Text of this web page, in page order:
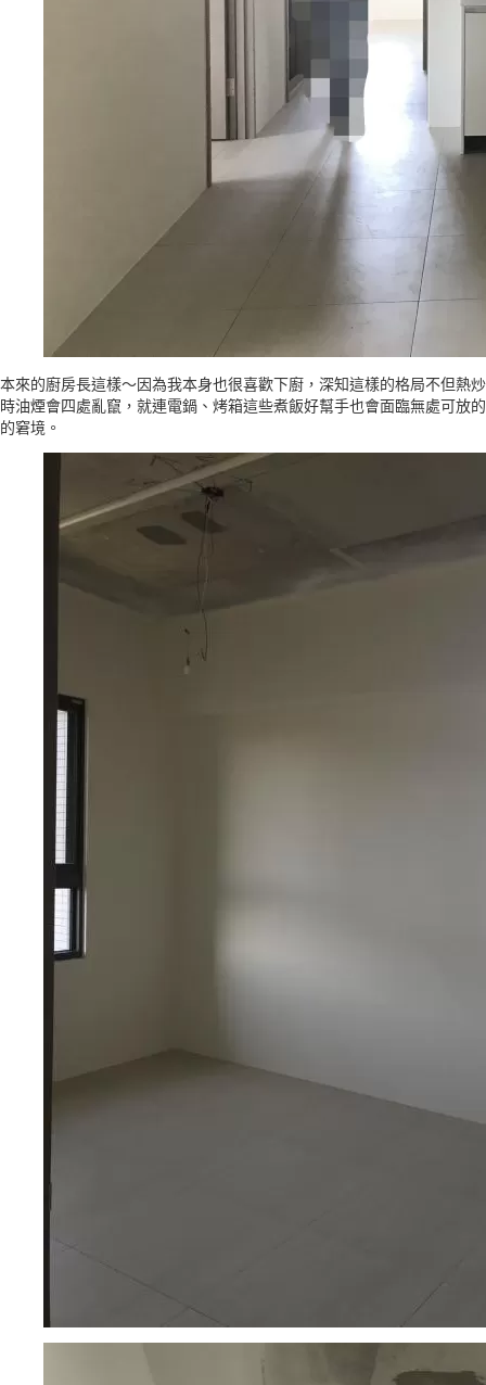
本來的廚房長這樣～因為我本身也很喜歡下廚，深知這樣的格局不但熱炒
時油煙會四處亂竄，就連電鍋、烤箱這些煮飯好幫手也會面臨無處可放的
的窘境。